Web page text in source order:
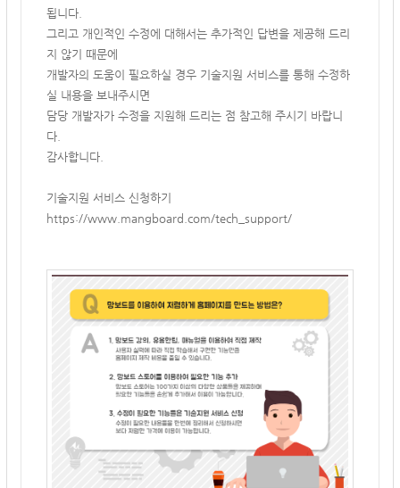
됩니다.
그리고 개인적인 수정에 대해서는 추가적인 답변을 제공해 드리
지 않기 때문에
개발자의 도움이 필요하실 경우 기술지원 서비스를 통해 수정하
실 내용을 보내주시면
담당 개발자가 수정을 지원해 드리는 점 참고해 주시기 바랍니
다.
감사합니다.
기술지원 서비스 신청하기
https://www.mangboard.com/tech_support/